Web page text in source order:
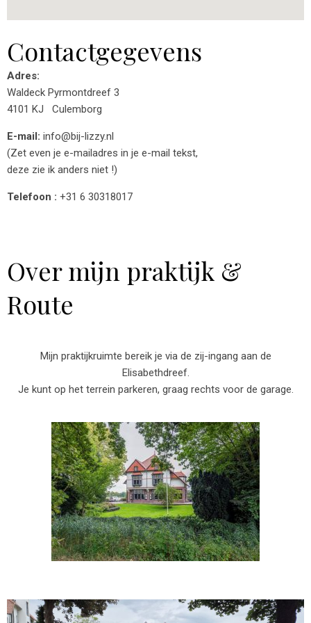
Contactgegevens
Adres:
Waldeck Pyrmontdreef 3
4101 KJ Culemborg
E-mail: info@bij-lizzy.nl
(Zet even je e-mailadres in je e-mail tekst,
deze zie ik anders niet !)
Telefoon : +31 6 30318017
Over mijn praktijk &
Route
Mijn praktijkruimte bereik je via de zij-ingang aan de
Elisabethdreef.
Je kunt op het terrein parkeren, graag rechts voor de garage.